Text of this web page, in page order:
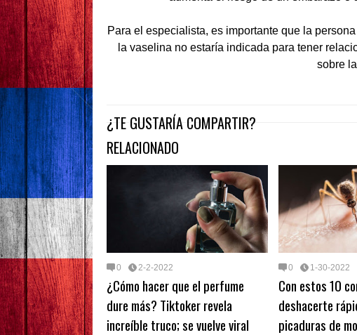
Para el especialista, es importante que la
la vaselina no estaría indicada para tener
sobre
¿TE GUSTARÍA COMPARTIR?
RELACIONADO
0 2-2-2022
¿Cómo hacer que el perfume
dure más? Tiktoker revela
increíble truco; se vuelve viral
0 1-30-2022
Con estos 10
deshacerte
picaduras de